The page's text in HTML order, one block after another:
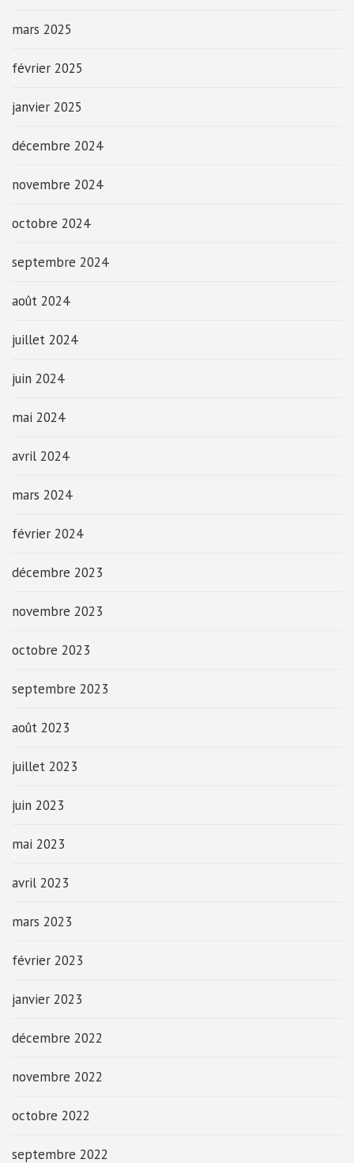
mars 2025
février 2025
janvier 2025
décembre 2024
novembre 2024
octobre 2024
septembre 2024
août 2024
juillet 2024
juin 2024
mai 2024
avril 2024
mars 2024
février 2024
décembre 2023
novembre 2023
octobre 2023
septembre 2023
août 2023
juillet 2023
juin 2023
mai 2023
avril 2023
mars 2023
février 2023
janvier 2023
décembre 2022
novembre 2022
octobre 2022
septembre 2022